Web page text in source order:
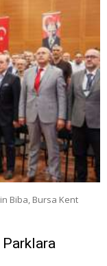
Biba, Bursa Kent
Parklara